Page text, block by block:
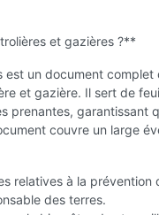
et gazières ?**
est un document complet
et gazière. Il sert de
prenantes, garantissant
couvre un large
relatives à la prévention
des terres.